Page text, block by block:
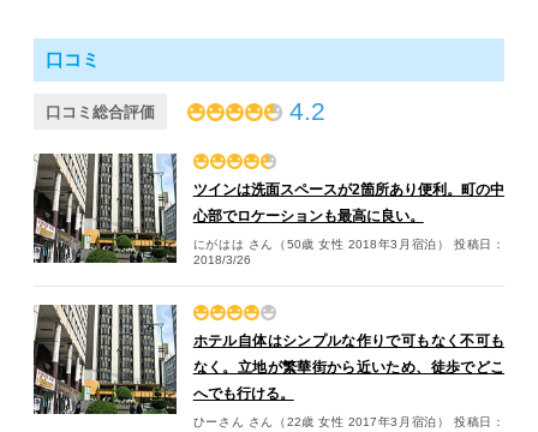
口コミ
口コミ総合評価 4.2
ツインは洗面スペースが2箇所あり便利。町の中
心部でロケーションも最高に良い。
にがはは さん（50歳 女性 2018年3月宿泊）
投稿日：
2018/3/26
ホテル自体はシンプルな作りで可もなく不可も
なく。立地が繁華街から近いため、徒歩でどこ
へでも行ける。
ひーさん さん（22歳 女性 2017年3月宿泊）
投稿日：